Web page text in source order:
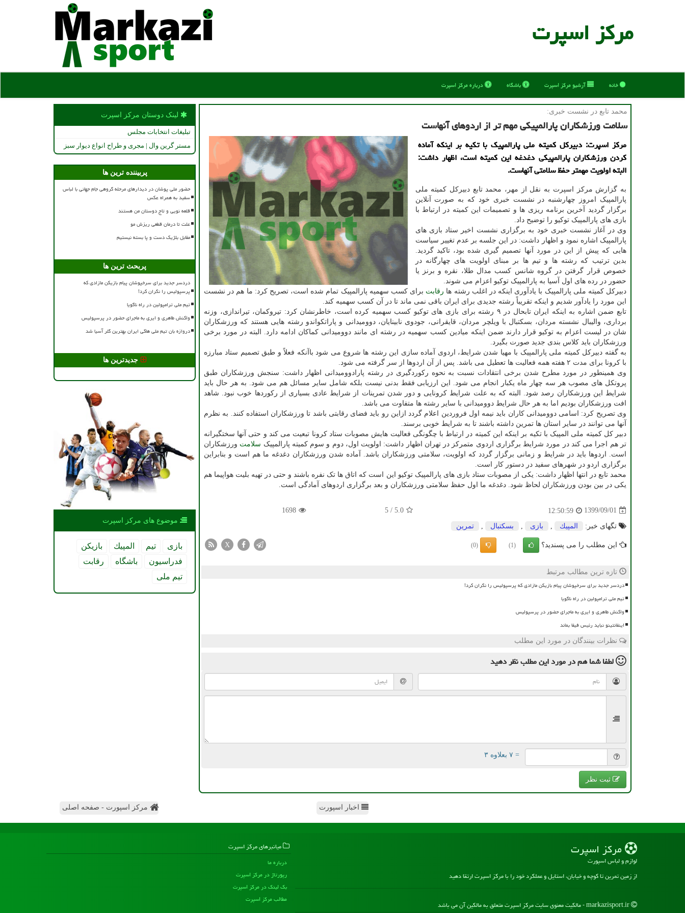
مركز اسپرت
خانه آرشیو مركز اسپرت باشگاه درباره مركز اسپرت
محمد تابع در نشست خبری:
سلامت ورزشكاران پارالمپیكی مهم تر از اردوهای آنهاست
مركز اسپرت: دبیركل كمیته ملی پارالمپیك با تكیه بر اینكه آماده
كردن ورزشكاران پارالمپیكی دغدغه این كمیته است، اظهار داشت:
البته اولویت مهمتر حفظ سلامتی آنهاست.
به گزارش مرکز اسپرت به نقل از مهر، محمد تابع دبیرکل کمیته ملی
پارالمپیک امروز چهارشنبه در نشست خبری خود که به صورت آنلاین
برگزار گردید آخرین برنامه ریزی ها و تصمیمات این کمیته در ارتباط با
بازی های پارالمپیک توکیو را توضیح داد.
وی در آغاز نشست خبری خود به برگزاری نشست اخیر ستاد بازی های
پارالمپیک اشاره نمود و اظهار داشت: در این جلسه بر عدم تغییر سیاست
هایی که پیش از این در مورد آنها تصمیم گیری شده بود، تاکید گردید.
بدین ترتیب که رشته ها و تیم ها بر مبنای اولویت های چهارگانه در
خصوص قرار گرفتن در گروه شانس کسب مدال طلا، نقره و برنز یا
حضور در رده های اول آسیا به پارالمپیک توکیو اعزام می شوند.
دبیرکل کمیته ملی پارالمپیک با یادآوری اینکه در اغلب رشته ها رقابت برای کسب سهمیه پارالمپیک تمام شده است، تصریح کرد: ما هم در نشست
این مورد را یادآور شدیم و اینکه تقریباً رشته جدیدی برای ایران باقی نمی ماند تا در آن کسب سهمیه کند.
تابع ضمن اشاره به اینکه ایران تابحال در ۹ رشته برای بازی های توکیو کسب سهمیه کرده است، خاطرنشان کرد: تیروکمان، تیراندازی، وزنه
برداری، والیبال نشسته مردان، بسکتبال با ویلچر مردان، قایقرانی، جودوی نابینایان، دوومیدانی و پاراتکواندو رشته هایی هستند که ورزشکاران
شان در لیست اعزام به توکیو قرار دارند ضمن اینکه میادین کسب سهمیه در رشته ای مانند دوومیدانی کماکان ادامه دارد. البته در مورد برخی
ورزشکاران باید کلاس بندی جدید صورت بگیرد.
به گفته دبیرکل کمیته ملی پارالمپیک با مهیا شدن شرایط، اردوی آماده سازی این رشته ها شروع می شود باآنکه فعلاً و طبق تصمیم ستاد مبارزه
با کرونا برای مدت ۲ هفته همه فعالیت ها تعطیل می باشد. پس از آن اردوها از سر گرفته می شود.
وی همینطور در مورد مطرح شدن برخی انتقادات نسبت به نحوه رکوردگیری در رشته پارادوومیدانی اظهار داشت: سنجش ورزشکاران طبق
پروتکل های مصوب هر سه چهار ماه یکبار انجام می شود. این ارزیابی فقط بدنی نیست بلکه شامل سایر مسائل هم می شود. به هر حال باید
شرایط این ورزشکاران رصد شود. البته که به علت شرایط کرونایی و دور شدن تمرینات از شرایط عادی بسیاری از رکوردها خوب نبود. شاهد
افت ورزشکاران بودیم اما به هر حال شرایط دوومیدانی با سایر رشته ها متفاوت می باشد.
وی تصریح کرد: اسامی دوومیدانی کاران باید نیمه اول فروردین اعلام گردد ازاین رو باید فضای رقابتی باشد تا ورزشکاران استفاده کنند. به نظرم
آنها می توانند در سایر استان ها تمرین داشته باشند تا به شرایط خوبی برسند.
دبیر کل کمیته ملی المپیک با تکیه بر اینکه این کمیته در ارتباط با چگونگی فعالیت هایش مصوبات ستاد کرونا تبعیت می کند و حتی آنها سختگیرانه
تر هم اجرا می کند در مورد شرایط برگزاری اردوی متمرکز در تهران اظهار داشت: اولویت اول، دوم و سوم کمیته پارالمپیک سلامت ورزشکاران
است. اردوها باید در شرایط و زمانی برگزار گردد که اولویت، سلامتی ورزشکاران باشد. آماده شدن ورزشکاران دغدغه ما هم است و بنابراین
برگزاری اردو در شهرهای سفید در دستور کار است.
محمد تابع در انتها اظهار داشت: یکی از مصوبات ستاد بازی های پارالمپیک توکیو این است که اتاق ها تک نفره باشند و حتی در تهیه بلیت هواپیما هم
یکی در بین بودن ورزشکاران لحاظ شود. دغدغه ما اول حفظ سلامتی ورزشکاران و بعد برگزاری اردوهای آمادگی است.
1399/09/01
12:50:59
5.0
/
5
1698
تگهای خبر: المپیك بازی بسكتبال تمرین
این مطلب را می پسندید؟ (1)
(0)
X
تازه ترین مطالب مرتبط
دردسر جدید برای سرخپوشان پیام بازیکن مازادی که پرسپولیس را نگران کرد!
تیم ملی ترامپولین در راه ناگویا
واکنش طاهری و ایری به ماجرای حضور در پرسپولیس
اینفانتینو نباید رئیس فیفا بماند
نظرات بینندگان در مورد این مطلب
لطفا شما همدر مورد این مطلبنظر دهید
= ۷ بعلاوه ۳
ثبت نظر
لینک دوستان مركز اسپرت
تبلیغات انتخابات مجلس
مستر گرین وال | مجری و طراح انواع دیوار سبز
پربیننده ترین ها
حضور ملی پوشان در دیدارهای مرحله گروهی جام جهانی با لباس
سفید به همراه عکس
قلعه نویی و تاج دوستان من هستند
علت تا درمان قطعی ریزش مو
مقابل بلژیک دست و پا بسته نیستیم
پربحث ترین ها
دردسر جدید برای سرخپوشان پیام بازیکن مازادی که
پرسپولیس را نگران کرد!
تیم ملی ترامپولین در راه ناگویا
واکنش طاهری و ایری به ماجرای حضور در پرسپولیس
دروازه بان تیم ملی هاکی ایران بهترین گلر آسیا شد
جدیدترین ها
موضوع های مركز اسپرت
بازی تیم المپیك
بازیكن
فدراسیون
باشگاه
رقابت
تیم ملی
اخبار اسپورت مرکز اسپورت - صفحه اصلی
مركز اسپرت
لوازم و لباس اسپورت
از زمین تمرین تا کوچه و خیابان، استایل و عملکرد خود را با مرکز اسپرت ارتقا دهید
میانبرهای مركز اسپرت
درباره ما
رپورتاژ در مركز اسپرت
بک لینک در مركز اسپرت
مطالب مركز اسپرت